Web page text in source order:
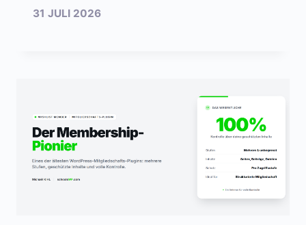
31 JULI 2026